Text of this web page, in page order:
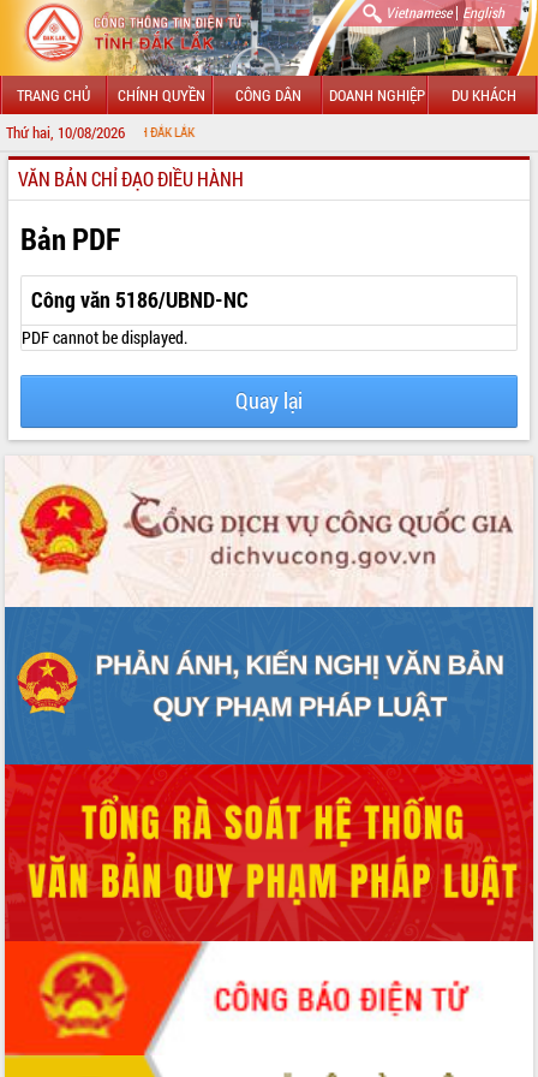
Vietnamese| English
TRANG CHỦ CHÍNH QUYỀN CÔNG DÂN DOANH NGHIỆP DU KHÁCH
Thứ hai, 10/08/2026
GIỚI THIỆU
LÃNH ĐẠO UBND TỈNH
TIN TỨC SỰ KIỆN
SỞ, BAN, NGÀNH
UBND CÁC XÃ, PHƯỜNG
THÔNG TIN CHỈ ĐẠO ĐIỀU HÀNH
VĂN BẢN HĐND TỈNH
ĐIỂM TIN VĂN BẢN
VĂN BẢN CHỈ ĐẠO ĐIỀU HÀNH
Bản PDF
Công văn 5186/UBND-NC
PDF cannot be displayed.
Quay lại